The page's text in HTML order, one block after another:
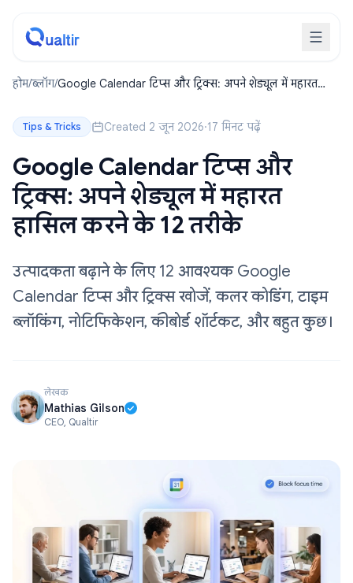
होम/ब्लॉग/Google Calendar टिप्स और ट्रिक्स: अपने शेड्यूल में महारत
Tips & Tricks Created 2 जून 2026·17 मिनट पढ़ें
Google Calendar टिप्स और
ट्रिक्स: अपने शेड्यूल में महारत
हासिल करने के 12 तरीके
उत्पादकता बढ़ाने के लिए 12 आवश्यक Google
Calendar टिप्स और ट्रिक्स खोजें, कलर कोडिंग, टाइम
ब्लॉकिंग, नोटिफिकेशन, कीबोर्ड शॉर्टकट, और बहुत कुछ।
लेखक
Mathias Gilson
CEO, Qualtir